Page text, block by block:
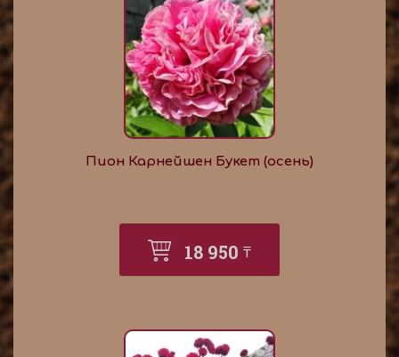
Пион Карнейшен Букет (осень)
18 950 ₸